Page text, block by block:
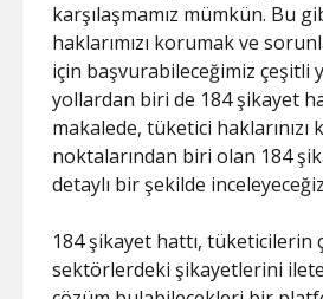
karşılaşmamız mümkün. Bu
haklarımızı korumak ve
için başvurabileceğimiz çeşitli
yollardan biri de 184 şikayet
makalede, tüketici haklarınızı
noktalarından biri olan 184
detaylı bir şekilde
184 şikayet hattı, tüketicilerin
sektörlerdeki şikayetlerini